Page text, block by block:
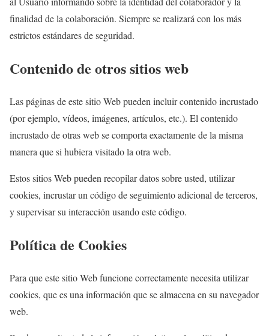
finalidad de la colaboración. Siempre se realizará con los más
estrictos estándares de seguridad.
Contenido de otros sitios web
Las páginas de este sitio Web pueden incluir contenido incrustado
(por ejemplo, vídeos, imágenes, artículos, etc.). El contenido
incrustado de otras web se comporta exactamente de la misma
manera que si hubiera visitado la otra web.
Estos sitios Web pueden recopilar datos sobre usted, utilizar
cookies, incrustar un código de seguimiento adicional de terceros,
y supervisar su interacción usando este código.
Política de Cookies
Para que este sitio Web funcione correctamente necesita utilizar
cookies, que es una información que se almacena en su navegador
web.